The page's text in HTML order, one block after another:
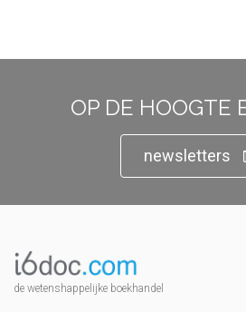
OP DE HOOGTE
newsletters
de wetenshappelijke boekhandel